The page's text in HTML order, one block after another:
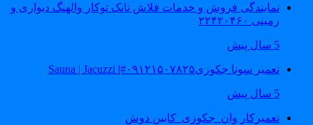
نمایندگی فروش و خدمات فلاش تانک توکار والهنگ دیواری و
زمینی ۲۲۴۲۰۴۶۰
تعمیر سونا جکوزی۰۹۱۲۱۵۰۷۸۲۵#| Sauna | Jacuzzi
تعمیرکار وان_جکوزی_کابین دوش